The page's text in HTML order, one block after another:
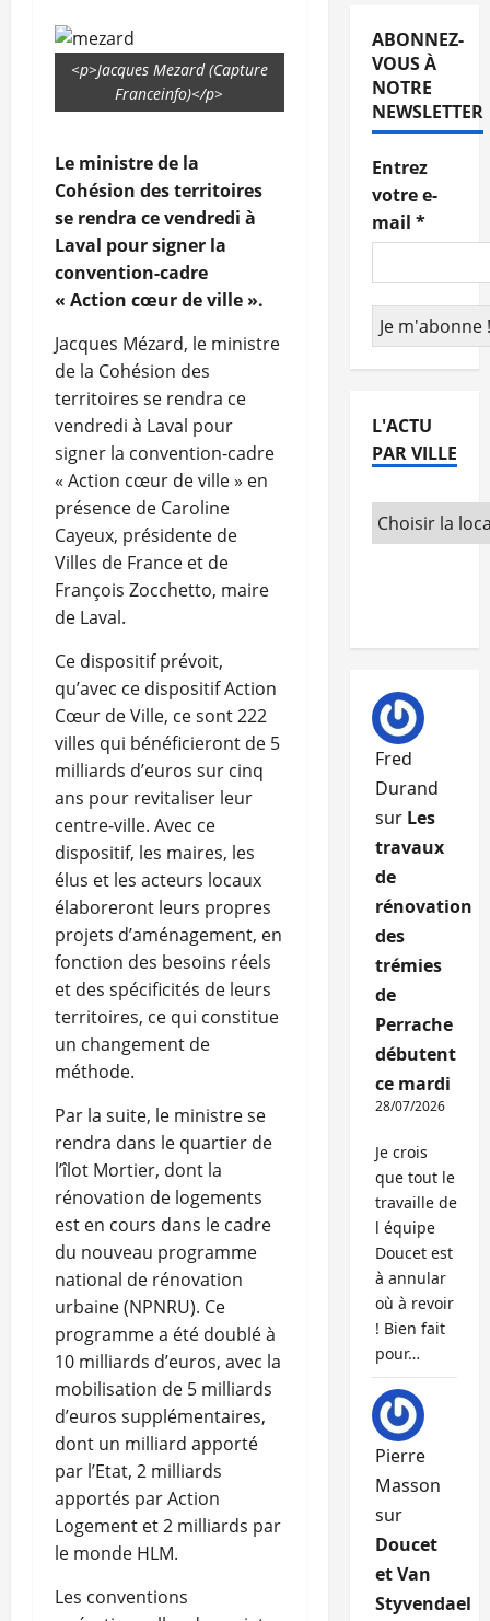
<p>Jacques Mezard (Capture
Franceinfo)</p>
Le ministre de la
Cohésion des territoires
se rendra ce vendredi à
Laval pour signer la
convention-cadre
« Action cœur de ville ».
Jacques Mézard, le ministre
de la Cohésion des
territoires se rendra ce
vendredi à Laval pour
signer la convention-cadre
« Action cœur de ville » en
présence de Caroline
Cayeux, présidente de
Villes de France et de
François Zocchetto, maire
de Laval.
Ce dispositif prévoit,
qu’avec ce dispositif Action
Cœur de Ville, ce sont 222
villes qui bénéficieront de 5
milliards d’euros sur cinq
ans pour revitaliser leur
centre-ville. Avec ce
dispositif, les maires, les
élus et les acteurs locaux
élaboreront leurs propres
projets d’aménagement, en
fonction des besoins réels
et des spécificités de leurs
territoires, ce qui constitue
un changement de
méthode.
Par la suite, le ministre se
rendra dans le quartier de
l’îlot Mortier, dont la
rénovation de logements
est en cours dans le cadre
du nouveau programme
national de rénovation
urbaine (NPNRU). Ce
programme a été doublé à
10 milliards d’euros, avec la
mobilisation de 5 milliards
d’euros supplémentaires,
dont un milliard apporté
par l’Etat, 2 milliards
apportés par Action
Logement et 2 milliards par
le monde HLM.
Les conventions
ABONNEZ-
VOUS À
NOTRE
NEWSLETTER
Entrez
votre e-
mail *
L'ACTU
PAR VILLE
Fred
Durand
sur Les
travaux
de
rénovation
des
trémies
de
Perrache
débutent
ce mardi
28/07/2026
Je crois
que tout le
travaille de
l équipe
Doucet est
à annular
où à revoir
! Bien fait
pour…
Pierre
Masson
sur
Doucet
et Van
Styvendael